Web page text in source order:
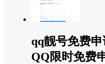
qq靓号免费
QQ限时免费